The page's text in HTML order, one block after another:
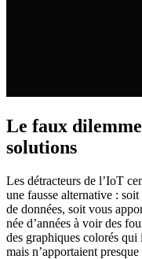
Le faux
solutions
Les détracteurs de l’IoT
une fausse alternative :
de données, soit vous
née d’années à voir des
des graphiques colorés
mais n’apportaient